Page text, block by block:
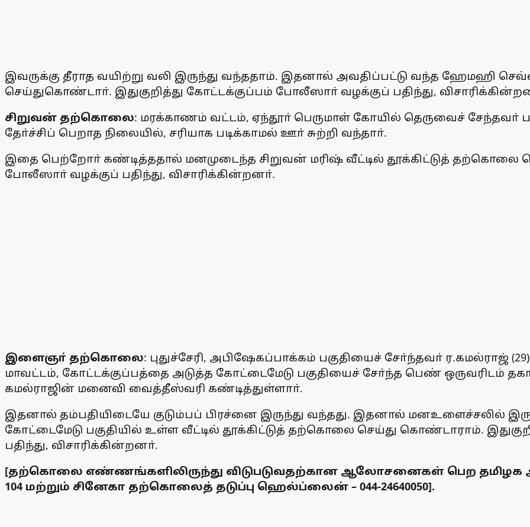
இவருக்கு தீராத வயிற்று வலி இருந்து வந்ததாம். இதனால் அவதிப்பட்டு வந்த ஹேமஹி
செய்துகொண்டாா். இதுகுறித்து கோட்டக்குப்பம் போலீஸாா் வழக்குப் பதிந்து,
சிறுவன் தற்கொலை: மரக்காணம் வட்டம், ஏந்தூா் பெருமாள் கோயில் தெருவைச் சேந்தவா்
தோ்ச்சிப் பெறாத நிலையில், சரியாக படிக்காமல் ஊா் சுற்றி வந்தாா்.
இதை பெற்றோா் கண்டித்ததால் மனமுடைந்த சிறுவன் மரிஷ் வீட்டில் தூக்கிட்டுத் தற்கொலை
போலீஸாா் வழக்குப் பதிந்து, விசாரிக்கின்றனா்.
இளைஞா் தற்கொலை: புதுச்சேரி, அபிஷேகப்பாக்கம் பகுதியைச் சோ்ந்தவா் ர.கமல்ராஜ்
மாவட்டம், கோட்டக்குப்பத்தை அடுத்த கோட்டைமேடு பகுதியைச் சோ்ந்த பெண் ஒருவரிடம்
கமல்ராஜின் மனைவி வைத்தீஸ்வரி கண்டித்துள்ளாா்.
இதனால் தம்பதியிடையே குடும்பப் பிரச்னை இருந்து வந்தது. இதனால் மனஉளைச்சலில்
கோட்டைமேடு பகுதியில் உள்ள வீட்டில் தூக்கிட்டுத் தற்கொலை செய்து கொண்டாராம்.
பதிந்து, விசாரிக்கின்றனா்.
[தற்கொலை எண்ணங்களிலிருந்து விடுபடுவதற்கான ஆலோசனைகள் பெற தமிழக
104 மற்றும் சினேகா தற்கொலைத் தடுப்பு ஹெல்ப்லைன் – 044-24640050].